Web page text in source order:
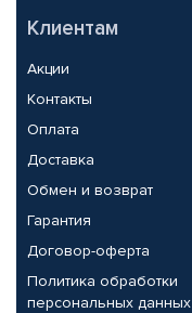
Клиентам
Акции
Контакты
Оплата
Доставка
Обмен и возврат
Гарантия
Договор-оферта
Политика обработки
персональных данных